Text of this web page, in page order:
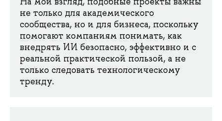
не только для академического
сообщества, но и для бизнеса, поскольку
помогают компаниям понимать, как
внедрять ИИ безопасно, эффективно и с
реальной практической пользой, а не
только следовать технологическому
тренду.